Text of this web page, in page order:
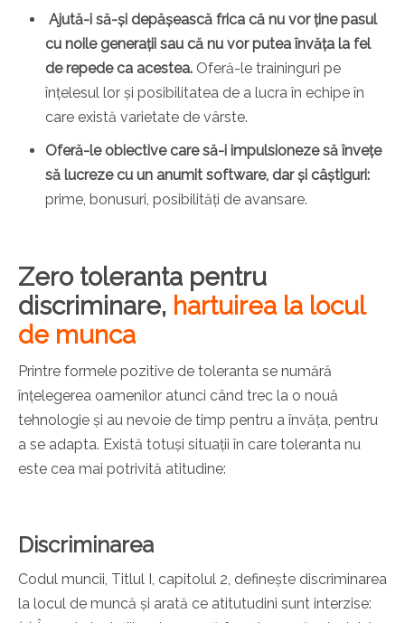
Ajută-i să-și depășească frica că nu vor ține pasul
cu noile generații sau că nu vor putea învăța la fel
de repede ca acestea. Oferă-le traininguri pe
înțelesul lor și posibilitatea de a lucra în echipe în
care există varietate de vârste.
Oferă-le obiective care să-i impulsioneze să învețe
să lucreze cu un anumit software, dar și câștiguri:
prime, bonusuri, posibilități de avansare.
Zero toleranta pentru
discriminare, hartuirea la locul
de munca
Printre formele pozitive de toleranta se numără
înțelegerea oamenilor atunci când trec la o nouă
tehnologie și au nevoie de timp pentru a învăța, pentru
a se adapta. Există totuși situații în care toleranta nu
este cea mai potrivită atitudine:
Discriminarea
Codul muncii, Titlul I, capitolul 2, definește discriminarea
la locul de muncă și arată ce atitutudini sunt interzise: